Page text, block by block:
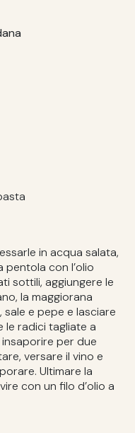
in acqua salata,
pentola con l’olio
sottili, aggiungere le
la maggiorana
e pepe e lasciare
le radici tagliate a
per due
versare il vino e
Ultimare la
con un filo d’olio a